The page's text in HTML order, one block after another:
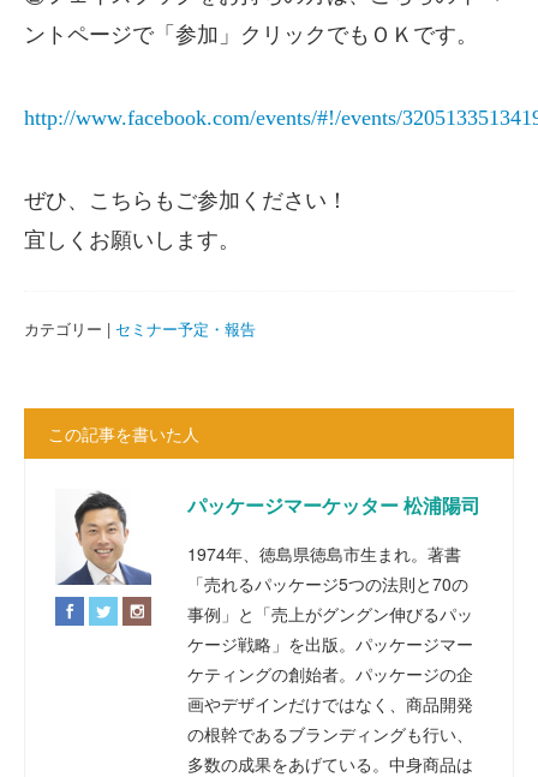
ントページで「参加」クリックでもＯＫです。
http://www.facebook.com/events/#!/events/
ぜひ、こちらもご参加ください！
宜しくお願いします。
カテゴリー | セミナー予定・報告
この記事を書いた人
パッケージマーケッター 松浦陽司
1974年、徳島県徳島市生まれ。著書
「売れるパッケージ5つの法則と70の
事例」と「売上がグングン伸びるパッ
ケージ戦略」を出版。パッケージマー
ケティングの創始者。パッケージの企
画やデザインだけではなく、商品開発
の根幹であるブランディングも行い、
多数の成果をあげている。中身商品は